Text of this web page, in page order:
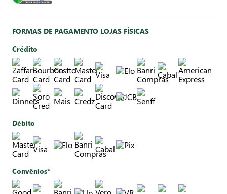
FORMAS DE PAGAMENTO LOJAS FÍSICAS
Crédito
Débito
Convênios*